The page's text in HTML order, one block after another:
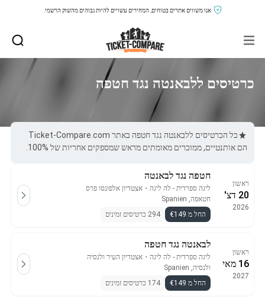
אנו משווים אתרים בטוחים, המחירים עשויים להיות גבוהים מהשוק הרשמי.
כרטיסים ללבאנטה נגד חטפה
כל הכרטיסים ללבאנטה נגד חטפה באתר Ticket-Compare.com
הם אותנטיים, ממוכרים מאומתים מראש שמספקים אחריות של 100%.
ראשון
20 דצ'
2026
חטפה נגד לבאנטה
ליגה ספרדית - לה ליגה ・ אצטדיון אלפונסו פרס
חטאפה, Spanien
החל מ €149
294 כרטיסים זמינים
ראשון
16 מאי
2027
לבאנטה נגד חטפה
ליגה ספרדית - לה ליגה ・ אצטדיון העיר ולנסיה
ולנסיה, Spanien
החל מ €149
174 כרטיסים זמינים